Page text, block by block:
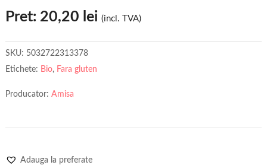
Pret: 20,20 lei (incl. TVA)
SKU: 5032722313378
Etichete: Bio, Fara gluten
Producator: Amisa
Adauga la preferate